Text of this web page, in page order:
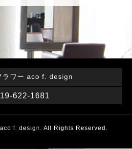
ラワー aco f. design
622-1681
f. design . All Rights Reserved.